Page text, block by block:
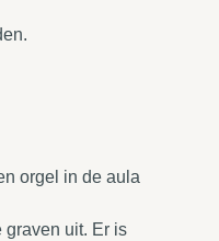
orgel in de aula
graven uit. Er is